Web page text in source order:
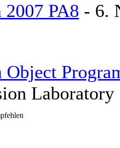
PA8 - 6.
Object
Laboratory